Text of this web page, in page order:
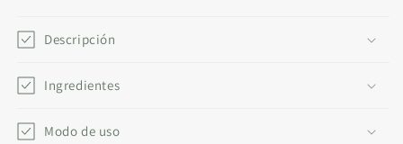
ACEITE
LUNA
LLENA
Descripción
Ingredientes
Modo de uso